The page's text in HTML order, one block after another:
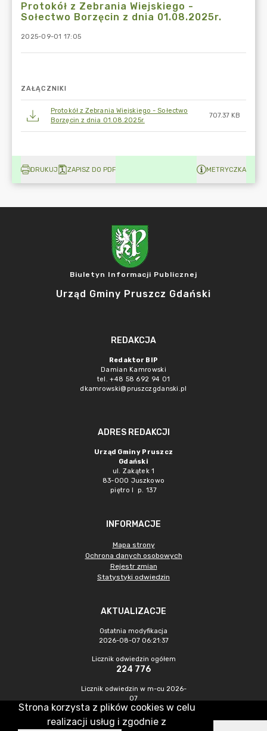
Protokół z Zebrania Wiejskiego -
Sołectwo Borzęcin z dnia 01.08.2025r.
2025-09-01 17:05
ZAŁĄCZNIKI
Protokół z Zebrania Wiejskiego - Sołectwo
Borzęcin z dnia 01.08.2025r.
707.37 KB
DRUKUJ ZAPISZ DO PDF METRYCZKA
Biuletyn Informacji Publicznej
Urząd Gminy Pruszcz Gdański
REDAKCJA
Redaktor BIP
Damian Kamrowski
tel. +48 58 692 94 01
dkamrowski@pruszczgdanski.pl
ADRES REDAKCJI
Urząd Gminy Pruszcz
Gdański
ul. Zakątek 1
83-000 Juszkowo
piętro I p. 137
INFORMACJE
Mapa strony
Ochrona danych osobowych
Rejestr zmian
Statystyki odwiedzin
AKTUALIZACJE
Ostatnia modyfikacja
2026-08-07 06:21:37
Licznik odwiedzin ogółem
224 776
Licznik odwiedzin w m-cu 2026-
07
929
Strona korzysta z plików cookies w celu
realizacji usług i zgodnie z